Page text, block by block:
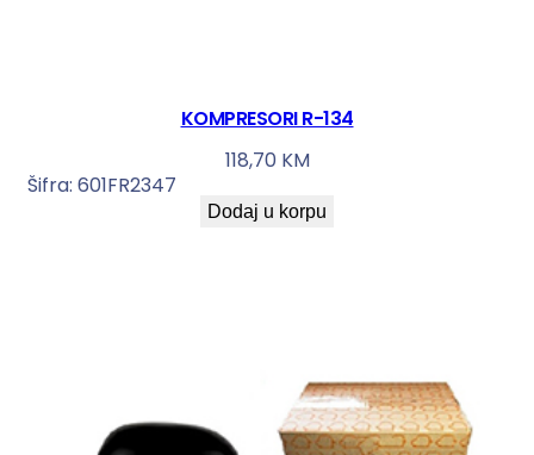
KOMPRESORI R-134
118,70 KM
Šifra: 601FR2347
Dodaj u korpu